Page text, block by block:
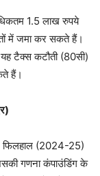
1.5 लाख रुपये
में जमा कर सकते हैं।
टैक्स कटौती (80सी)
हैं।
फिलहाल (2024-25)
गणना कंपाउंडिंग के